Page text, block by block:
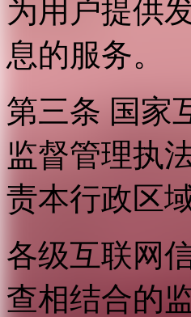
为用户提供
息的服务。
第三条 国家
监督管理执
责本行政区
各级互联网
查相结合的